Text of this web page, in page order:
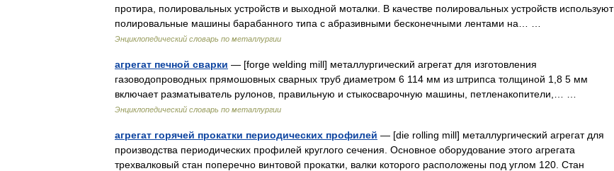
протира, полировальных устройств и выходной моталки. В качестве полировальных устройств используют
полировальные машины барабанного типа с абразивными бесконечными лентами на… …
Энциклопедический словарь по металлургии
агрегат печной сварки — [forge welding mill] металлургический агрегат для изготовления
газоводопроводных прямошовных сварных труб диаметром 6 114 мм из штрипса толщиной 1,8 5 мм
включает разматыватель рулонов, правильную и стыкосварочную машины, петленакопители,… …
Энциклопедический словарь по металлургии
агрегат горячей прокатки периодических профилей — [die rolling mill] металлургический агрегат для
производства периодических профилей круглого сечения. Основное оборудование этого агрегата
трехвалковый стан поперечно винтовой прокатки, валки которого расположены под углом 120. Стан